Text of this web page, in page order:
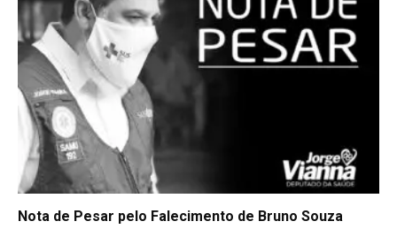
Nota de Pesar pelo Falecimento de Bruno Souza